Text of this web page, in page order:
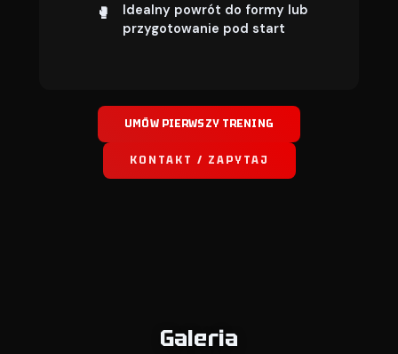
Idealny powrót do formy lub
przygotowanie pod start
UMÓW PIERWSZY TRENING
KONTAKT / ZAPYTAJ
Galeria